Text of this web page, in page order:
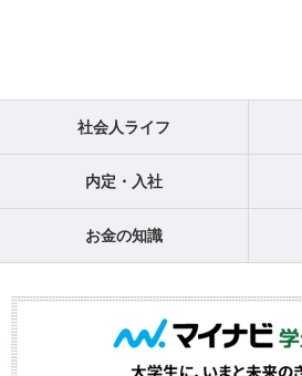
社会人ライフ
内定・入社
お金の知識